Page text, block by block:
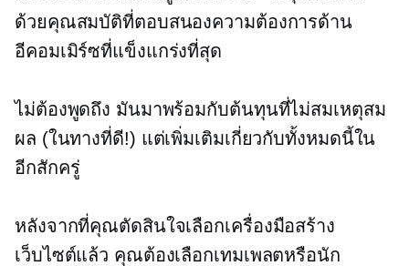
ด้วยคุณสมบัติที่ตอบสนองความต้องการด้าน
อีคอมเมิร์ซที่แข็งแกร่งที่สุด
ไม่ต้องพูดถึง มันมาพร้อมกับต้นทุนที่ไม่สมเหตุสม
ผล (ในทางที่ดี!) แต่เพิ่มเติมเกี่ยวกับทั้งหมดนี้ใน
อีกสักครู่
หลังจากที่คุณตัดสินใจเลือกเครื่องมือสร้าง
เว็บไซต์แล้ว คุณต้องเลือกเทมเพลตหรือนัก